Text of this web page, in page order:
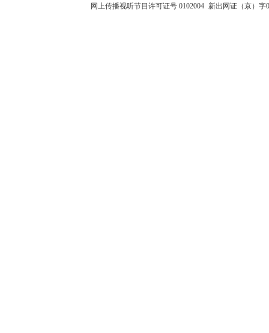
网上传播视听节目许可证号 0102004 新出网证（京）